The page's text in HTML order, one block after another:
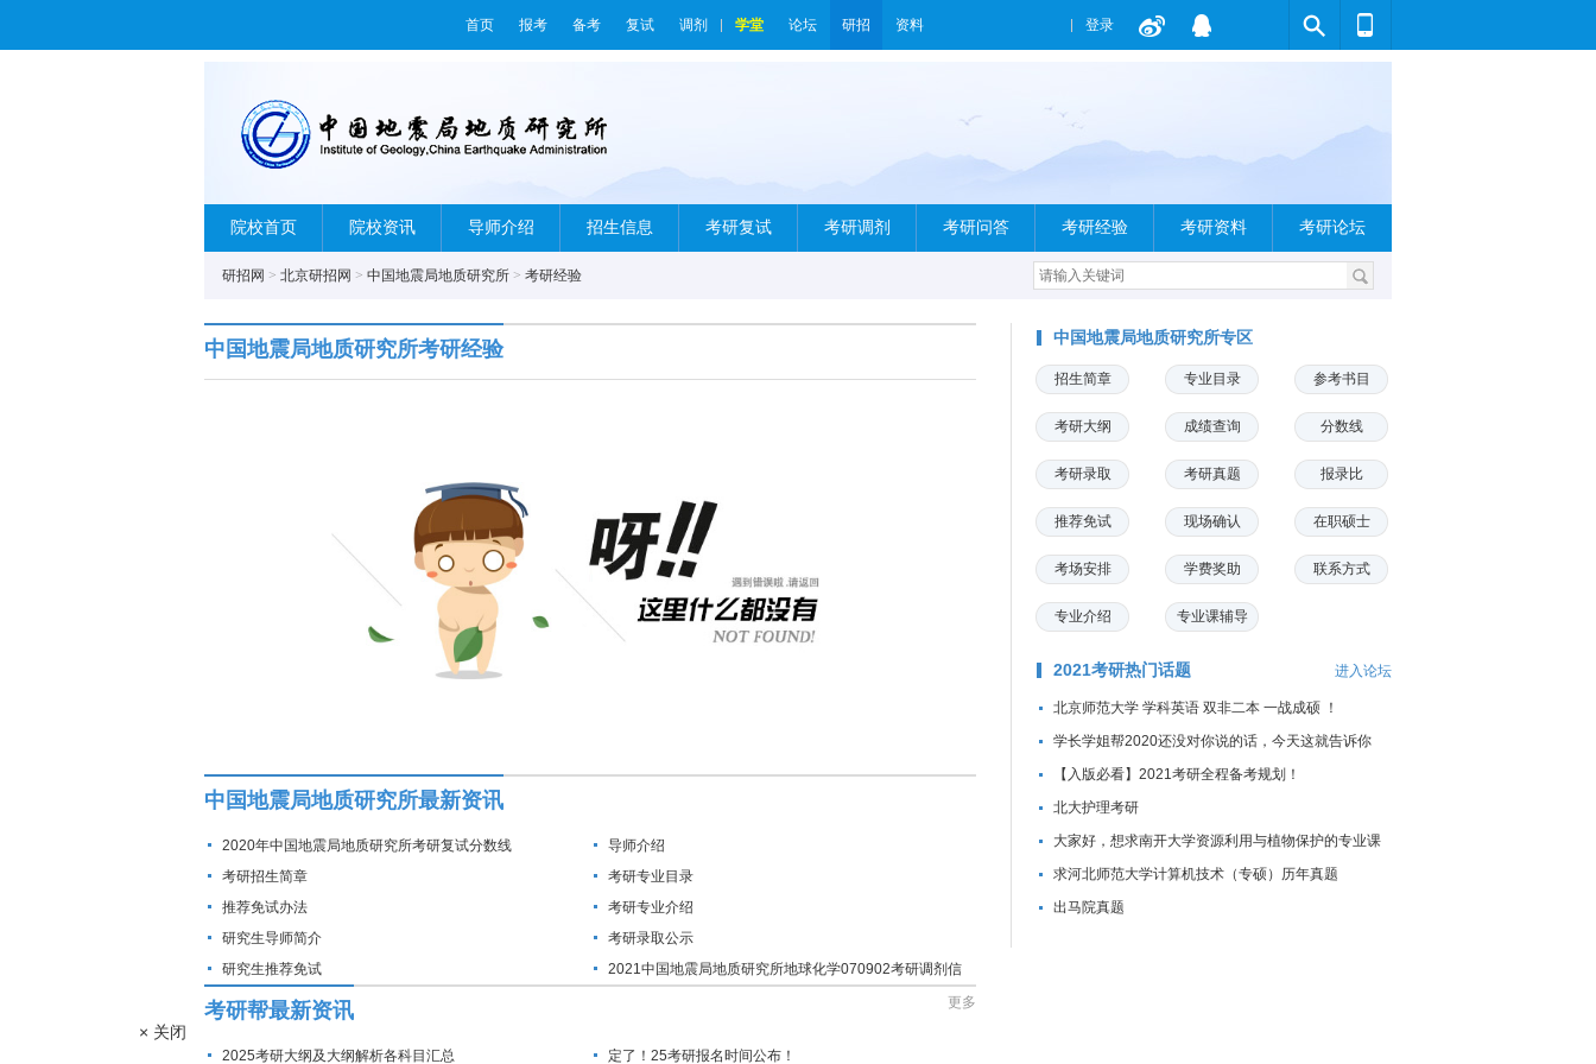
首页 报考 备考 复试 调剂 学堂 论坛 研招 资料 登录
院校首页 院校资讯 导师介绍 招生信息 考研复试 考研调剂 考研问答 考研经验 考研资料 考研论坛
研招网 > 北京研招网 > 中国地震局地质研究所 > 考研经验
中国地震局地质研究所考研经验
中国地震局地质研究所最新资讯
2020年中国地震局地质研究所考研复试分数线
导师介绍
考研招生简章
考研专业目录
推荐免试办法
考研专业介绍
研究生导师简介
考研录取公示
研究生推荐免试
2021中国地震局地质研究所地球化学070902考研调剂信
考研帮最新资讯 更多
2025考研大纲及大纲解析各科目汇总 定了！25考研报名时间公布！
中国地震局地质研究所专区
招生简章 专业目录 参考书目
考研大纲 成绩查询 分数线
考研录取 考研真题 报录比
推荐免试 现场确认 在职硕士
考场安排 学费奖助 联系方式
专业介绍 专业课辅导
2021考研热门话题 进入论坛
北京师范大学 学科英语 双非二本 一战成硕 ！
学长学姐帮2020还没对你说的话，今天这就告诉你
【入版必看】2021考研全程备考规划！
北大护理考研
大家好，想求南开大学资源利用与植物保护的专业课
资料...
求河北师范大学计算机技术（专硕）历年真题
出马院真题
× 关闭